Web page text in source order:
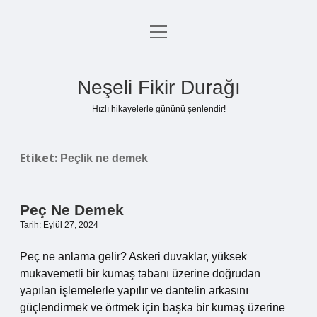
Anasayfa
menüyü
Neşeli Fikir Durağı
Hızlı hikayelerle gününü şenlendir!
Etiket: Peçlik ne demek
Peç Ne Demek
Tarih: Eylül 27, 2024
Peç ne anlama gelir? Askeri duvaklar, yüksek
mukavemetli bir kumaş tabanı üzerine doğrudan
yapılan işlemelerle yapılır ve dantelin arkasını
güçlendirmek ve örtmek için başka bir kumaş üzerine